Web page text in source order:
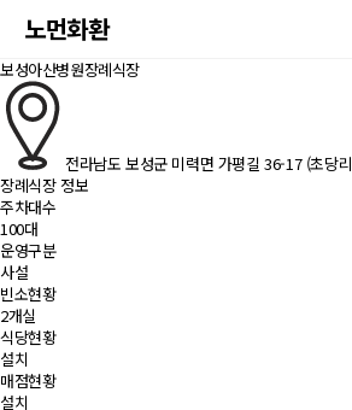
노먼화환
보성아산병원장례식장
전라남도 보성군 미력면 가평길 36-17 (초당
장례식장 정보
주차대수
100대
운영구분
사설
빈소현황
2개실
식당현황
설치
매점현황
설치